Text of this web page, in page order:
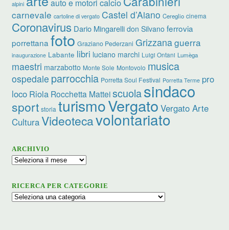
alpini
auto e motori calcio
carnevale cartoline di vergato Castel d’Aiano Cereglio cinema
Coronavirus Dario Mingarelli don Silvano ferrovia
porrettana foto Graziano Pederzani Grizzanaguerra
inaugurazione Labante libri luciano marchi Luigi Ontani Lumèga
maestri marzabotto Monte Sole Montovolo musica
ospedale parrocchia Porretta Soul Festival Porretta Terme pro
loco Riola Rocchetta Matteiscuolasindaco
sport storia turismoVergato Vergato Arte
CulturaVideotecavolontariato
ARCHIVIO
Archivio
RICERCA PER CATEGORIE
Ricerca